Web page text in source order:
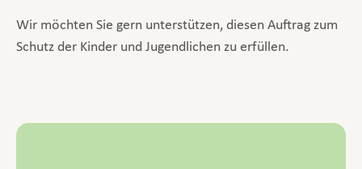
Wir möchten Sie gern unterstützen, diesen Auftrag zum
Schutz der Kinder und Jugendlichen zu erfüllen.